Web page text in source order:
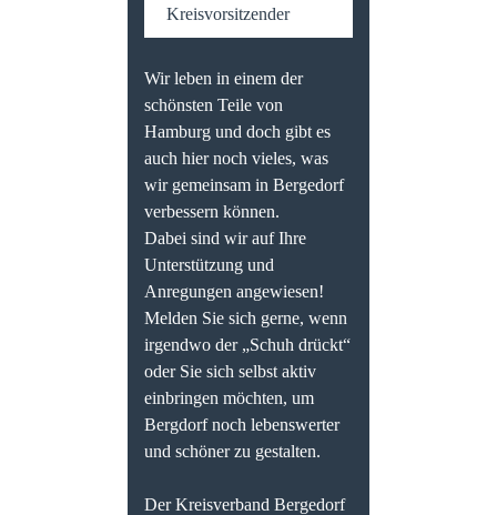
Kreisvorsitzender
Wir leben in einem der
schönsten Teile von
Hamburg und doch gibt es
auch hier noch vieles, was
wir gemeinsam in Bergedorf
verbessern können.
Dabei sind wir auf Ihre
Unterstützung und
Anregungen angewiesen!
Melden Sie sich gerne, wenn
irgendwo der „Schuh drückt“
oder Sie sich selbst aktiv
einbringen möchten, um
Bergdorf noch lebenswerter
und schöner zu gestalten.
Der Kreisverband Bergedorf